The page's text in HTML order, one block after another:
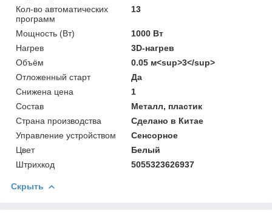
Кол-во автоматических
программ
13
Мощность (Bт)
1000 Вт
Нагрев
3D-нагрев
Объём
0.05 м<sup>3</sup>
Отложенный старт
Да
Снижена цена
1
Состав
Металл, пластик
Страна производства
Сделано в Китае
Управление устройством
Сенсорное
Цвет
Белый
Штрихкод
5055323626937
Скрыть